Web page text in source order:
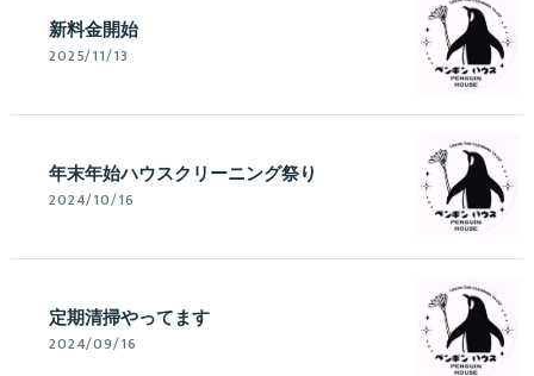
新料金開始
2025/11/13
年末年始ハウスクリーニング祭り
2024/10/16
定期清掃やってます
2024/09/16